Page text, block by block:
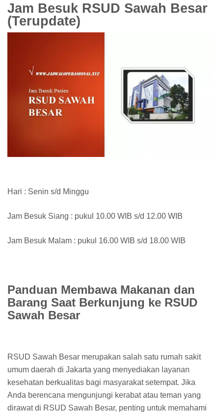
Jam Besuk RSUD Sawah Besar
(Terupdate)
Hari : Senin s/d Minggu
Jam Besuk Siang : pukul 10.00 WIB s/d 12.00 WIB
Jam Besuk Malam : pukul 16.00 WIB s/d 18.00 WIB
Panduan Membawa Makanan dan
Barang Saat Berkunjung ke RSUD
Sawah Besar
RSUD Sawah Besar merupakan salah satu rumah sakit
umum daerah di Jakarta yang menyediakan layanan
kesehatan berkualitas bagi masyarakat setempat. Jika
Anda berencana mengunjungi kerabat atau teman yang
dirawat di RSUD Sawah Besar, penting untuk memahami